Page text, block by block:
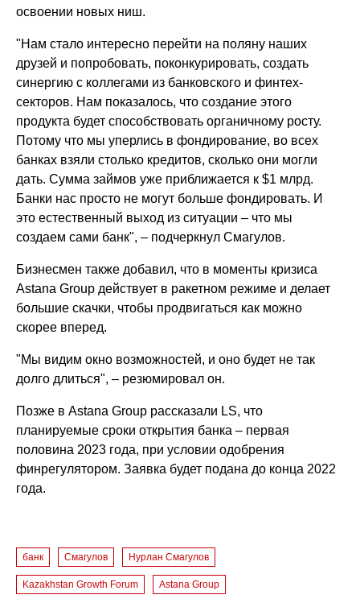
освоении новых ниш.
"Нам стало интересно перейти на поляну наших
друзей и попробовать, поконкурировать, создать
синергию с коллегами из банковского и финтех-
секторов. Нам показалось, что создание этого
продукта будет способствовать органичному росту.
Потому что мы уперлись в фондирование, во всех
банках взяли столько кредитов, сколько они могли
дать. Сумма займов уже приближается к $1 млрд.
Банки нас просто не могут больше фондировать. И
это естественный выход из ситуации – что мы
создаем сами банк", – подчеркнул Смагулов.
Бизнесмен также добавил, что в моменты кризиса
Astana Group действует в ракетном режиме и делает
большие скачки, чтобы продвигаться как можно
скорее вперед.
"Мы видим окно возможностей, и оно будет не так
долго длиться", – резюмировал он.
Позже в Astana Group рассказали LS, что
планируемые сроки открытия банка – первая
половина 2023 года, при условии одобрения
финрегулятором. Заявка будет подана до конца 2022
года.
банк Смагулов Нурлан Смагулов
Kazakhstan Growth Forum Astana Group